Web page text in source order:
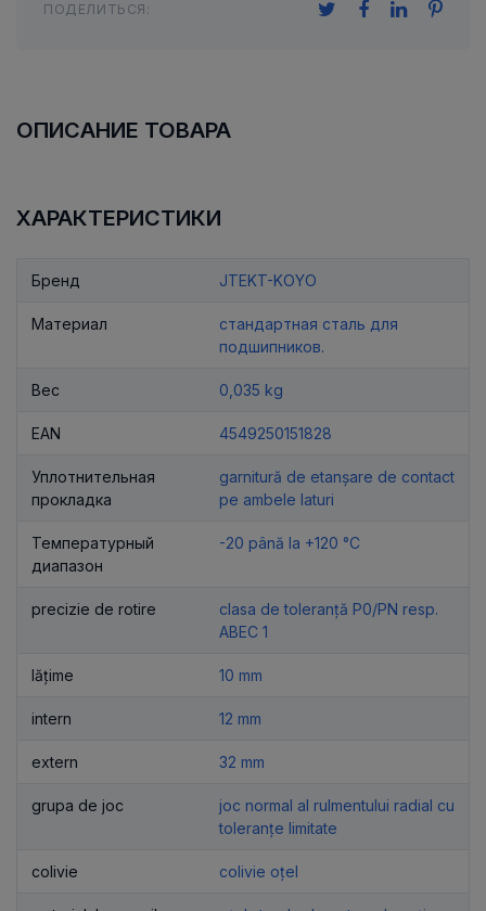
ПОДЕЛИТЬСЯ:
ОПИСАНИЕ ТОВАРА
ХАРАКТЕРИСТИКИ
Бренд JTEKT-KOYO
Материал
стандартная сталь для
подшипников.
Вес 0,035 kg
EAN 4549250151828
Уплотнительная
прокладка
garnitură de etanșare de contact
pe ambele laturi
Температурный
диапазон
-20 până la +120 °C
precizie de rotire
clasa de toleranță P0/PN resp.
ABEC 1
lățime 10 mm
intern 12 mm
extern 32 mm
grupa de joc
joc normal al rulmentului radial cu
toleranțe limitate
colivie colivie oțel